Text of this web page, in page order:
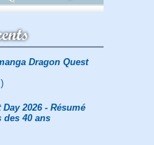
Dragon Quest
2026 - Résumé
des 40 ans